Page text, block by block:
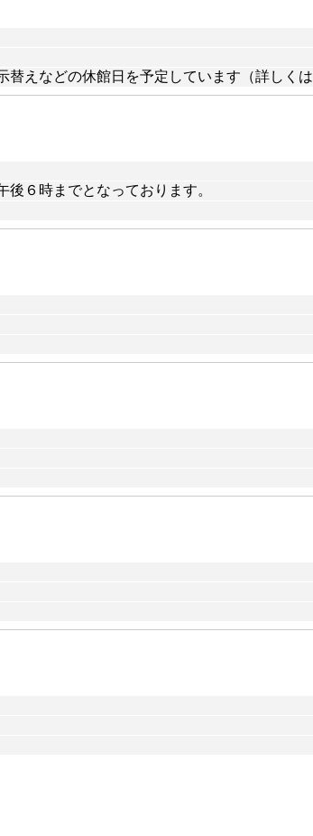
えなどの休館日を予定しています（詳しく
後６時までとなっております。